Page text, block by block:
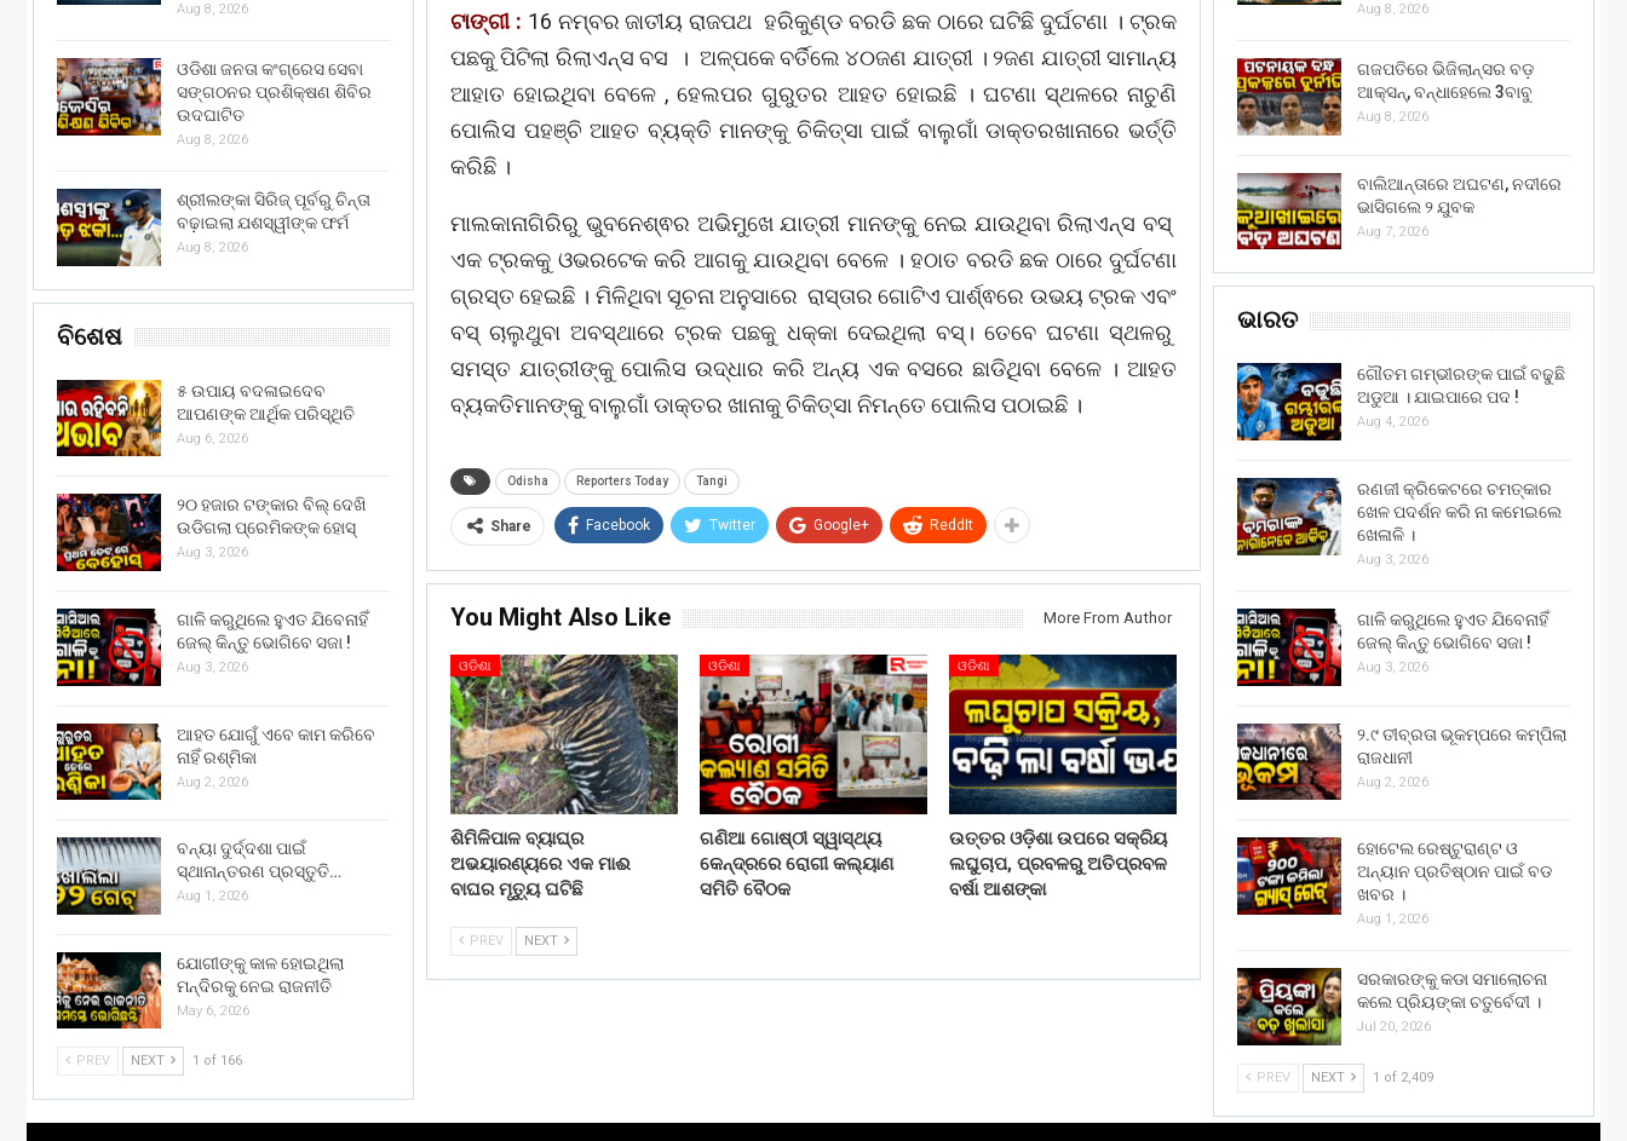
ଟାଙ୍ଗୀ : 16 ନମ୍ବର ଜାତୀୟ ରାଜପଥ ହରିକୁଣ୍ଡ ବରଡି ଛକ ଠାରେ ଘଟିଛି ଦୁର୍ଘଟଣା । ଟ୍ରକ
ପଛକୁ ପିଟିଲା ରିଲାଏନ୍ସ ବସ । ଅଳ୍ପକେ ବର୍ତିଲେ ୪୦ଜଣ ଯାତ୍ରୀ । ୨ଜଣ ଯାତ୍ରୀ ସାମାନ୍ୟ
ଆହାତ ହୋଇଥିବା ବେଳେ , ହେଲପର ଗୁରୁତର ଆହତ ହୋଇଛି । ଘଟଣା ସ୍ଥଳରେ ନାଚୁଣି
ପୋଲିସ ପହଞ୍ଚି ଆହତ ବ୍ୟକ୍ତି ମାନଙ୍କୁ ଚିକିତ୍ସା ପାଇଁ ବାଲୁଗାଁ ଡାକ୍ତରଖାନାରେ ଭର୍ତ୍ତି
କରିଛି ।
ମାଲକାନାଗିରିରୁ ଭୁବନେଶ୍ଵର ଅଭିମୁଖେ ଯାତ୍ରୀ ମାନଙ୍କୁ ନେଇ ଯାଉଥିବା ରିଲାଏନ୍ସ ବସ୍
ଏକ ଟ୍ରକକୁ ଓଭରଟେକ କରି ଆଗକୁ ଯାଉଥିବା ବେଳେ । ହଠାତ ବରଡି ଛକ ଠାରେ ଦୁର୍ଘଟଣା
ଗ୍ରସ୍ତ ହେଇଛି । ମିଳିଥିବା ସୂଚନା ଅନୁସାରେ ରାସ୍ତାର ଗୋଟିଏ ପାର୍ଶ୍ଵରେ ଉଭୟ ଟ୍ରକ ଏବଂ
ବସ୍ ଚାଲୁଥୁବା ଅବସ୍ଥାରେ ଟ୍ରକ ପଛକୁ ଧକ୍କା ଦେଇଥିଲା ବସ୍। ତେବେ ଘଟଣା ସ୍ଥଳରୁ
ସମସ୍ତ ଯାତ୍ରୀଙ୍କୁ ପୋଲିସ ଉଦ୍ଧାର କରି ଅନ୍ୟ ଏକ ବସରେ ଛାଡିଥିବା ବେଳେ । ଆହତ
ବ୍ୟକତିମାନଙ୍କୁ ବାଲୁଗାଁ ଡାକ୍ତର ଖାନାକୁ ଚିକିତ୍ସା ନିମନ୍ତେ ପୋଲିସ ପଠାଇଛି ।
Odisha Reporters Today Tangi
Share Facebook Twitter Google+ ReddIt
You Might Also Like More From Author
ଓଡିଶା
ଶିମିଳିପାଳ ବ୍ୟାଘ୍ର
ଅଭୟାରଣ୍ୟରେ ଏକ ମାଈ
ବାଘର ମୃତ୍ୟୁ ଘଟିଛି
ଓଡିଶା
ଗଣିଆ ଗୋଷ୍ଠୀ ସ୍ୱାସ୍ଥ୍ୟ
କେନ୍ଦ୍ରରେ ରୋଗୀ କଲ୍ୟାଣ
ସମିତି ବୈଠକ
ଓଡିଶା
ଉତ୍ତର ଓଡ଼ିଶା ଉପରେ ସକ୍ରିୟ
ଲଘୁଚାପ, ପ୍ରବଳରୁ ଅତିପ୍ରବଳ
ବର୍ଷା ଆଶଙ୍କା
PREV NEXT
Aug 8, 2026
ଗଜପତିରେ ଭିଜିଲାନ୍ସର ବଡ଼
ଆକ୍ସନ୍, ବନ୍ଧାହେଲେ 3ବାବୁ
Aug 8, 2026
ବାଲିଆନ୍ତାରେ ଅଘଟଣ, ନଦୀରେ
ଭାସିଗଲେ ୨ ଯୁବକ
Aug 7, 2026
ଭାରତ
ଗୌତମ ଗମ୍ଭୀରଙ୍କ ପାଇଁ ବଢୁଛି
ଅଡୁଆ । ଯାଇପାରେ ପଦ !
Aug 4, 2026
ରଣଜୀ କ୍ରିକେଟରେ ଚମତ୍କାର
ଖେଳ ପଦର୍ଶନ କରି ନା କମେଇଲେ
ଖେଳାଳି ।
Aug 3, 2026
ଗାଳି କରୁଥିଲେ ହୁଏତ ଯିବେନାହିଁ
ଜେଲ୍ କିନ୍ତୁ ଭୋଗିବେ ସଜା !
Aug 3, 2026
୨.୯ ତୀବ୍ରତା ଭୂକମ୍ପରେ କମ୍ପିଲା
ରାଜଧାନୀ
Aug 2, 2026
ହୋଟେଲ ରେଷ୍ଟୁରାଣ୍ଟ ଓ
ଅନ୍ୟାନ ପ୍ରତିଷ୍ଠାନ ପାଇଁ ବଡ
ଖବର ।
Aug 1, 2026
ସରକାରଙ୍କୁ କଡା ସମାଲୋଚନା
କଲେ ପ୍ରିୟଙ୍କା ଚତୁର୍ବେଦୀ ।
Jul 20, 2026
PREV NEXT 1 of 2,409
Aug 8, 2026
ଓଡିଶା ଜନତା କଂଗ୍ରେସ ସେବା
ସଙ୍ଗଠନର ପ୍ରଶିକ୍ଷଣ ଶିବିର
ଉଦଘାଟିତ
Aug 8, 2026
ଶ୍ରୀଲଙ୍କା ସିରିଜ୍ ପୂର୍ବରୁ ଚିନ୍ତା
ବଢ଼ାଇଲା ଯଶସ୍ୱୀଙ୍କ ଫର୍ମ
Aug 8, 2026
ବିଶେଷ
୫ ଉପାୟ ବଦଳାଇଦେବ
ଆପଣଙ୍କ ଆର୍ଥିକ ପରିସ୍ଥିତି
Aug 6, 2026
୨୦ ହଜାର ଟଙ୍କାର ବିଲ୍ ଦେଖି
ଉଡିଗଲା ପ୍ରେମିକଙ୍କ ହୋସ୍
Aug 3, 2026
ଗାଳି କରୁଥିଲେ ହୁଏତ ଯିବେନାହିଁ
ଜେଲ୍ କିନ୍ତୁ ଭୋଗିବେ ସଜା !
Aug 3, 2026
ଆହତ ଯୋଗୁଁ ଏବେ କାମ କରିବେ
ନାହିଁ ରଶ୍ମିକା
Aug 2, 2026
ବନ୍ୟା ଦୁର୍ଦ୍ଦଶା ପାଇଁ
ସ୍ଥାନାନ୍ତରଣ ପ୍ରସ୍ତୁତି…
Aug 1, 2026
ଯୋଗୀଙ୍କୁ କାଳ ହୋଇଥିଲା
ମନ୍ଦିରକୁ ନେଇ ରାଜନୀତି
May 6, 2026
PREV NEXT 1 of 166